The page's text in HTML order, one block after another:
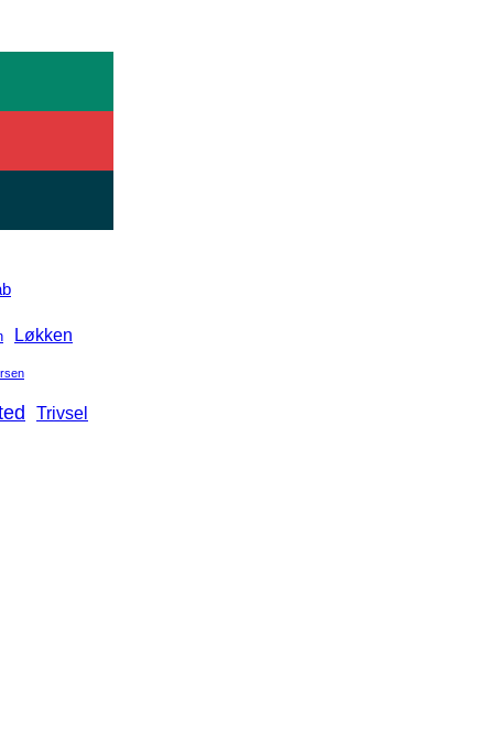
Løkken
Trivsel